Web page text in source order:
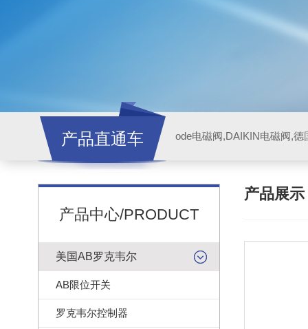
产品直通车 ode电磁阀,DAIKIN电磁阀,
产品中心/PRODUCT
美国AB罗克韦尔
AB限位开关
罗克韦尔控制器
产品展示